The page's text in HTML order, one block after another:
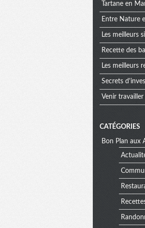
Tartane en
Entre Nature
Les meilleurs
Recette des
Les meilleurs
Secrets
Venir
CATÉGORIES
Bon Plan aux